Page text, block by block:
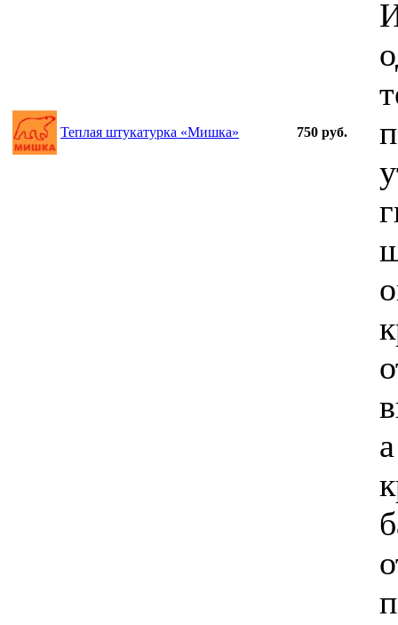
Теплая штукатурка «Мишка» 750 руб.